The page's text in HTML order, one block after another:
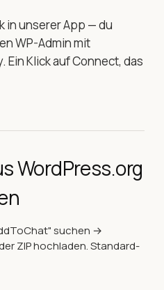
in unserer App — du
WP-Admin mit
Ein Klick auf Connect, das
WordPress.org
suchen →
ZIP hochladen. Standard-